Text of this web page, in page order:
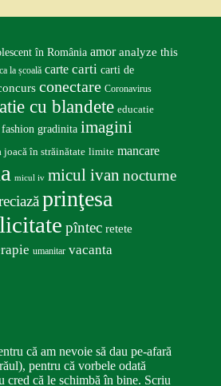
în România amor analyze this
ca la școală carte carti carti de
conectare Coronavirus
cu blandete educatie
fashion gradinita imagini
joacă în străinătate limite mancare
micul iv micul ivan nocturne
prinţesa
pîntec retete
umanitar vacanta
că am nevoie să dau pe-afară
pentru că vorbele odată
cred că le schimbă în bine. Scriu